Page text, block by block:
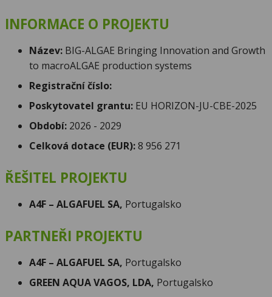
INFORMACE O PROJEKTU
Název: BIG-ALGAE Bringing Innovation and Growth
to macroALGAE production systems
Registrační číslo:
Poskytovatel grantu: EU HORIZON-JU-CBE-2025
Období: 2026 - 2029
Celková dotace (EUR):8 956 271
ŘEŠITEL PROJEKTU
A4F – ALGAFUEL SA, Portugalsko
PARTNEŘI PROJEKTU
A4F – ALGAFUEL SA, Portugalsko
GREEN AQUA VAGOS, LDA, Portugalsko